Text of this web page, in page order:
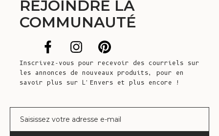
REJOINDRE LA
COMMUNAUTÉ
Inscrivez-vous pour recevoir des courriels sur
les annonces de nouveaux produits, pour en
savoir plus sur L'Envers et plus encore !